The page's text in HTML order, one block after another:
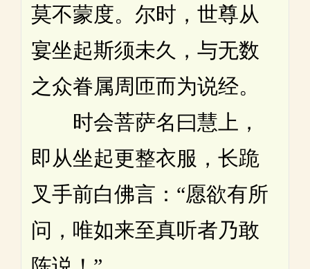
莫不蒙度。尔时，世尊从
宴坐起斯须未久，与无数
之众眷属周匝而为说经。
时会菩萨名曰慧上，
即从坐起更整衣服，长跪
叉手前白佛言：“愿欲有所
问，唯如来至真听者乃敢